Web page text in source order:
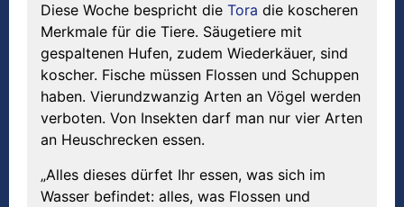
Diese Woche bespricht die Tora die koscheren
Merkmale für die Tiere. Säugetiere mit
gespaltenen Hufen, zudem Wiederkäuer, sind
koscher. Fische müssen Flossen und Schuppen
haben. Vierundzwanzig Arten an Vögel werden
verboten. Von Insekten darf man nur vier Arten
an Heuschrecken essen.
„Alles dieses dürfet Ihr essen, was sich im
Wasser befindet: alles, was Flossen und